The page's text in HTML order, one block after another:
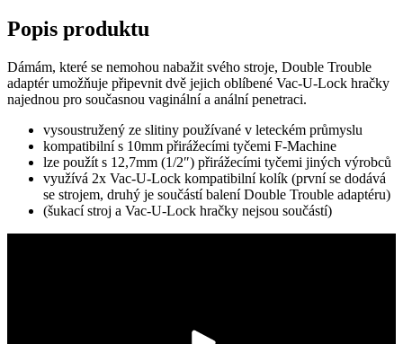
Popis produktu
Dámám, které se nemohou nabažit svého stroje, Double Trouble
adaptér umožňuje připevnit dvě jejich oblíbené Vac-U-Lock hračky
najednou pro současnou vaginální a anální penetraci.
vysoustružený ze slitiny používané v leteckém průmyslu
kompatibilní s 10mm přirážecími tyčemi F-Machine
lze použít s 12,7mm (1/2″) přirážecími tyčemi jiných výrobců
využívá 2x Vac-U-Lock kompatibilní kolík (první se dodává
se strojem, druhý je součástí balení Double Trouble adaptéru)
(šukací stroj a Vac-U-Lock hračky nejsou součástí)